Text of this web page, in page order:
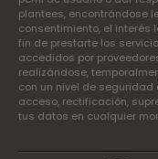
plantees, encontrándose
consentimiento, el interés
fin de prestarte los
accedidos por
realizándose,
con un nivel de
acceso, rectificación,
tus datos en cualquier